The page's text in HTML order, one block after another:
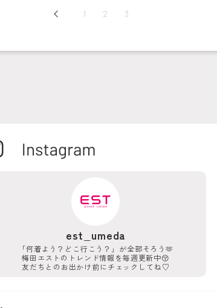
Prev 1 2 3
est_umeda
「何着よう？どこ行こう？」が全部そろう🫶
梅田エストのトレンド情報を毎週更新中😚
友だちとのお出かけ前にチェックしてね♡